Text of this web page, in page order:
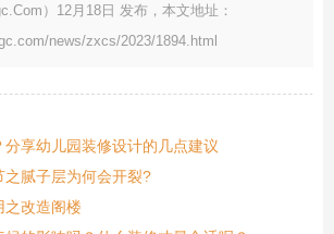
）12月18日 发布，本文地址：
news/zxcs/2023/1894.html
享幼儿园装修设计的几点建议
腻子层为何会开裂?
之改造阁楼